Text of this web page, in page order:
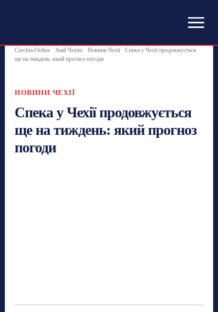
Czechia-Online Знай Чехію Новини Чехії
Спека у Чехії продовжується
ще на тиждень: який прогноз погоди
НОВИНИ ЧЕХІЇ
Спека у Чехії продовжується
ще на тиждень: який прогноз
погоди